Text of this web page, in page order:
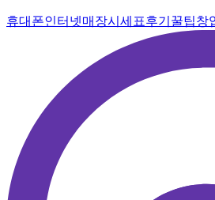
휴대폰인터넷매장시세표후기 꿀팁창